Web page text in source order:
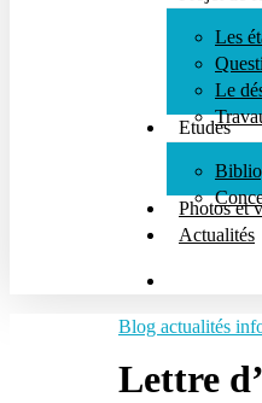
Appuyez sur
Les
Le
Etudes
Photos et
Actualités
Blog actualités
Lettre